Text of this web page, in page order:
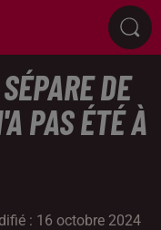
DE
PAS ÉTÉ À
: 16 octobre 2024